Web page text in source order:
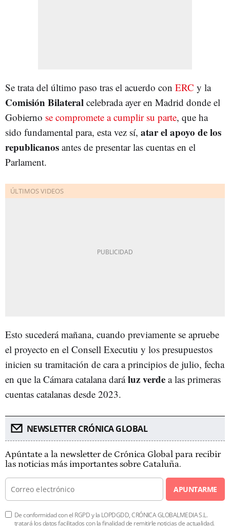
Se trata del último paso tras el acuerdo con ERC y la
Comisión Bilateral celebrada ayer en Madrid donde el
Gobierno se compromete a cumplir su parte, que ha
sido fundamental para, esta vez sí, atar el apoyo de los
republicanos antes de presentar las cuentas en el
Parlament.
Esto sucederá mañana, cuando previamente se apruebe
el proyecto en el Consell Executiu y los presupuestos
inicien su tramitación de cara a principios de julio, fecha
en que la Cámara catalana daráluz verde a las primeras
cuentas catalanas desde 2023.
NEWSLETTER CRÓNICA GLOBAL
Apúntate a la newsletter de Crónica Global para recibir
las noticias más importantes sobre Cataluña.
APUNTARME
De conformidad con el RGPD y la LOPDGDD, CRÓNICA GLOBALMEDIA S.L.
tratará los datos facilitados con la finalidad de remitirle noticias de actualidad.